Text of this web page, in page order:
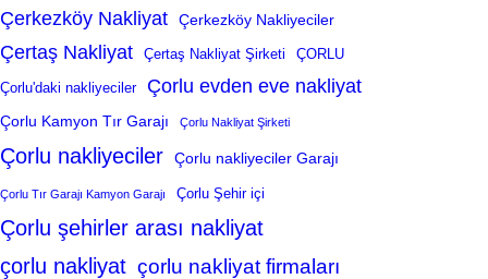
Çerkezköy Nakliyat Çerkezköy Nakliyeciler
Çertaş Nakliyat Çertaş Nakliyat Şirketi ÇORLU
Çorlu'daki nakliyeciler Çorlu evden eve nakliyat
Çorlu Kamyon Tır Garajı Çorlu Nakliyat Şirketi
Çorlu nakliyeciler Çorlu nakliyeciler Garajı
Çorlu Tır Garajı Kamyon Garajı Çorlu Şehir içi
Çorlu şehirler arası nakliyat
çorlu nakliyat çorlu nakliyat firmaları